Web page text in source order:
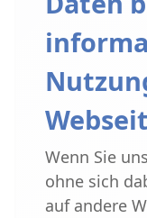
Wenn Sie
ohne sich
auf andere